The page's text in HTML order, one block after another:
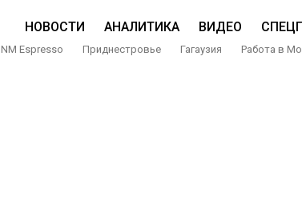
НОВОСТИ АНАЛИТИКА ВИДЕО
NM Espresso Приднестровье Гагаузия Работа в